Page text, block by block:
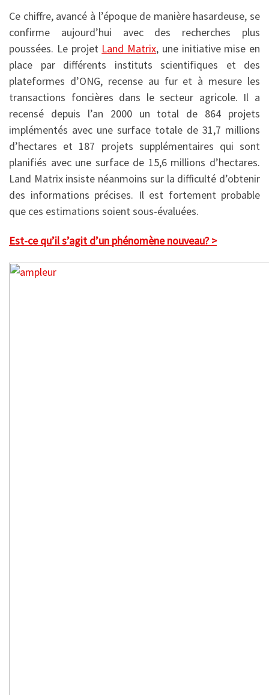
Ce chiffre, avancé à l’époque de manière hasardeuse, se
confirme aujourd’hui avec des recherches plus
poussées. Le projet Land Matrix, une initiative mise en
place par différents instituts scientifiques et des
plateformes d’ONG, recense au fur et à mesure les
transactions foncières dans le secteur agricole. Il a
recensé depuis l’an 2000 un total de 864 projets
implémentés avec une surface totale de 31,7 millions
d’hectares et 187 projets supplémentaires qui sont
planifiés avec une surface de 15,6 millions d’hectares.
Land Matrix insiste néanmoins sur la difficulté d’obtenir
des informations précises. Il est fortement probable
que ces estimations soient sous-évaluées.
Est-ce qu’il s’agit d’un phénomène nouveau? >